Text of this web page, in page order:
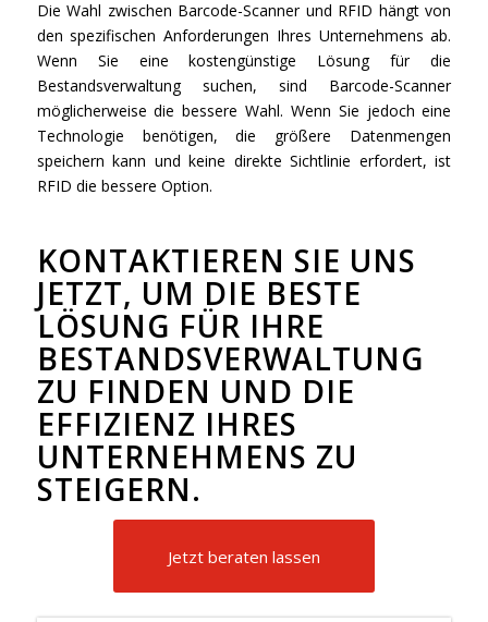
Die Wahl zwischen Barcode-Scanner und RFID hängt von
den spezifischen Anforderungen Ihres Unternehmens ab.
Wenn Sie eine kostengünstige Lösung für die
Bestandsverwaltung suchen, sind Barcode-Scanner
möglicherweise die bessere Wahl. Wenn Sie jedoch eine
Technologie benötigen, die größere Datenmengen
speichern kann und keine direkte Sichtlinie erfordert, ist
RFID die bessere Option.
KONTAKTIEREN SIE UNS
JETZT, UM DIE BESTE
LÖSUNG FÜR IHRE
BESTANDSVERWALTUNG
ZU FINDEN UND DIE
EFFIZIENZ IHRES
UNTERNEHMENS ZU
STEIGERN.
Jetzt beraten lassen